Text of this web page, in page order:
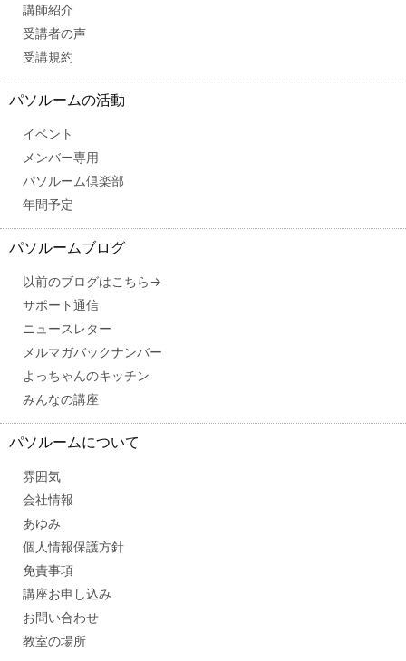
講師紹介
受講者の声
受講規約
パソルームの活動
イベント
メンバー専用
パソルーム倶楽部
年間予定
パソルームブログ
以前のブログはこちら→
サポート通信
ニュースレター
メルマガバックナンバー
よっちゃんのキッチン
みんなの講座
パソルームについて
雰囲気
会社情報
あゆみ
個人情報保護方針
免責事項
講座お申し込み
お問い合わせ
教室の場所